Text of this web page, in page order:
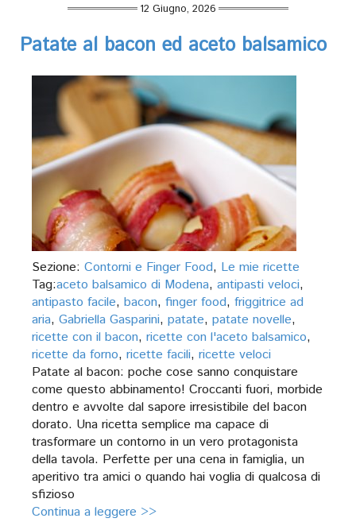
12 Giugno, 2026
Patate al bacon ed aceto balsamico
Sezione: Contorni e Finger Food, Le mie ricette
Tag:aceto balsamico di Modena, antipasti veloci,
antipasto facile, bacon, finger food, friggitrice ad
aria, Gabriella Gasparini, patate, patate novelle,
ricette con il bacon, ricette con l'aceto balsamico,
ricette da forno, ricette facili, ricette veloci
Patate al bacon: poche cose sanno conquistare
come questo abbinamento! Croccanti fuori, morbide
dentro e avvolte dal sapore irresistibile del bacon
dorato. Una ricetta semplice ma capace di
trasformare un contorno in un vero protagonista
della tavola. Perfette per una cena in famiglia, un
aperitivo tra amici o quando hai voglia di qualcosa di
sfizioso
Continua a leggere >>